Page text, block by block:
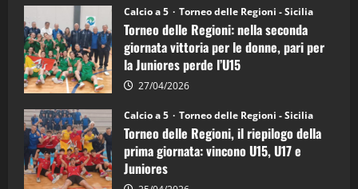
Torneo
delle
Regioni
di
calcio
a
5:
la
Juniores
è
vicecampione
d’Italia
Calcio a 5 Torneo delle Regioni - Sicilia
Torneo delle Regioni: nella seconda
giornata vittoria per le donne, pari per
la Juniores perde l’U15
27/04/2026
Calcio a 5 Torneo delle Regioni - Sicilia
Torneo delle Regioni, il riepilogo della
prima giornata: vincono U15, U17 e
Juniores